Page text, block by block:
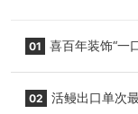
01 喜百年装饰“一
02 活鳗出口单次